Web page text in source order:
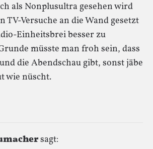
als Nonplusultra gesehen wird
TV-Versuche an die Wand gesetzt
Einheitsbrei besser zu
müsste man froh sein, dass
die Abendschau gibt, sonst jäbe
wie nüscht.
sagt: